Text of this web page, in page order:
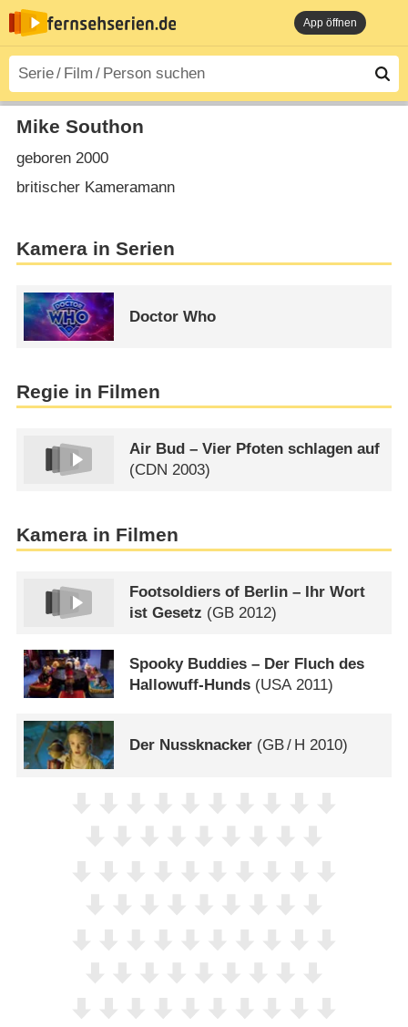
App öffnen
Mike Southon
geboren 2000
britischer Kameramann
Kamera in Serien
Doctor Who
Regie in Filmen
Air Bud – Vier Pfoten schlagen auf
(CDN 2003)
Kamera in Filmen
Footsoldiers of Berlin – Ihr Wort
ist Gesetz (GB 2012)
Spooky Buddies – Der Fluch des
Hallowuff-Hunds (USA 2011)
Der Nussknacker (GB/ H 2010)